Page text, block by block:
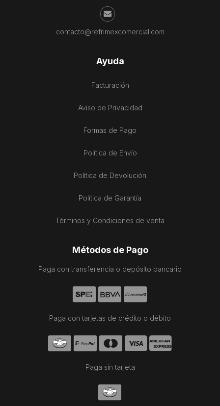
contacto@refrimexcomercial.com
Ayuda
Facturación
Aviso de Privacidad
Formas de Pago
Política de Envío
Política de Devolución
Política de Garantía
Términos y Condiciones de venta
Métodos de Pago
Paga con transferencia o depósito bancario
Paga con tarjetas de crédito o débito
Paga sin tarjeta